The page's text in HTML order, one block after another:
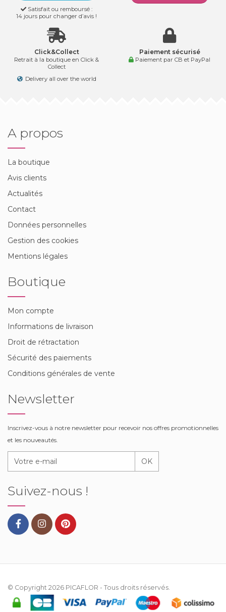
Satisfait ou remboursé :
14 jours pour changer d’avis !
Click&Collect
Retrait à la boutique en Click &
Collect
Delivery all over the world
Paiement sécurisé
Paiement par CB et PayPal
A propos
La boutique
Avis clients
Actualités
Contact
Données personnelles
Gestion des cookies
Mentions légales
Boutique
Mon compte
Informations de livraison
Droit de rétractation
Sécurité des paiements
Conditions générales de vente
Newsletter
Inscrivez-vous à notre newsletter pour recevoir nos offres promotionnelles
et les nouveautés.
OK
Suivez-nous !
© Copyright 2026 PICAFLOR - Tous droits réservés.